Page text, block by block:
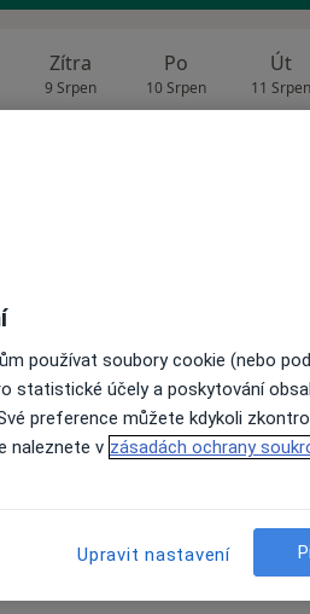
Zítra
9 Srpen
Po
10 Srpen
Út
11 Srpen
Zítra Po
10 Srpen
Út
11
rezervace termínu není k
používat soubory cookie (nebo
statistické účely a poskytování
preference můžete kdykoli
naleznete v zásadách ochrany
Upravit nastavení